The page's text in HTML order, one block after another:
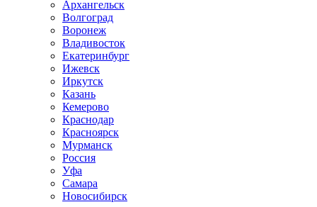
Архангельск
Волгоград
Воронеж
Владивосток
Екатеринбург
Ижевск
Иркутск
Казань
Кемерово
Краснодар
Красноярск
Мурманск
Россия
Уфа
Самара
Новосибирск